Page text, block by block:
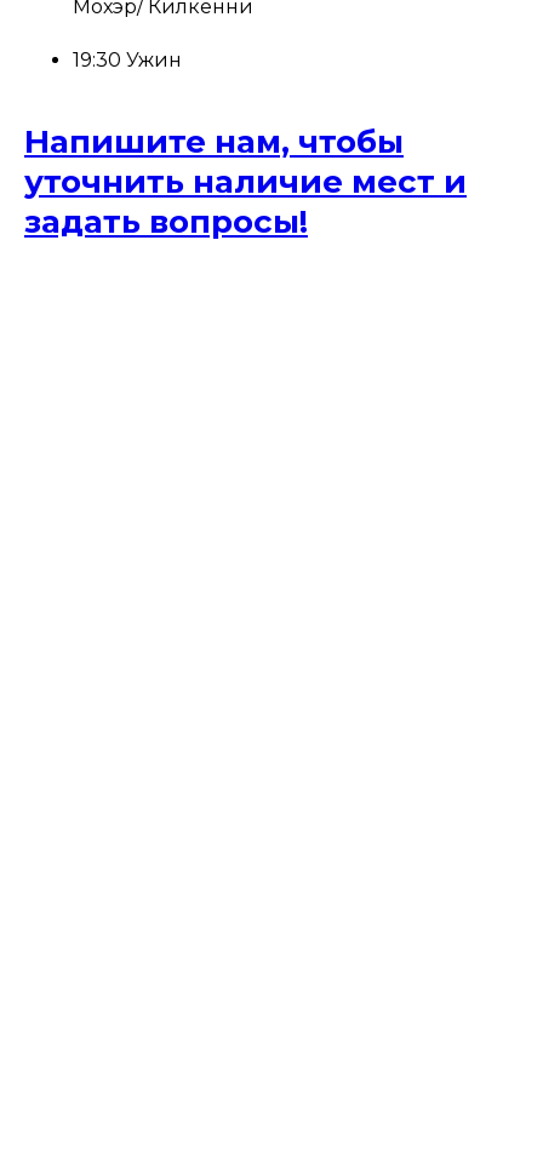
Мохэр/ Килкенни
19:30 Ужин
Напишите нам, чтобы
уточнить наличие мест и
задать вопросы!